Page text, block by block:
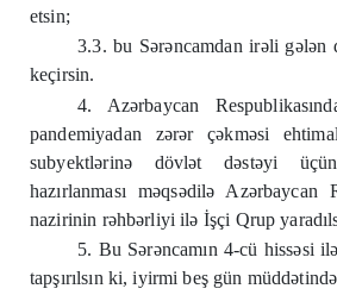
etsin;
3.3. bu Sərəncamdan irəli gələn
keçirsin.
4. Azərbaycan
pandemiyadan zərər çəkməsi
subyektlərinə dövlət dəstəyi
hazırlanması məqsədilə Azərbaycan
nazirinin rəhbərliyi ilə İşçi Qrup
5. Bu Sərəncamın 4-cü hissəsi
tapşırılsın ki, iyirmi beş gün